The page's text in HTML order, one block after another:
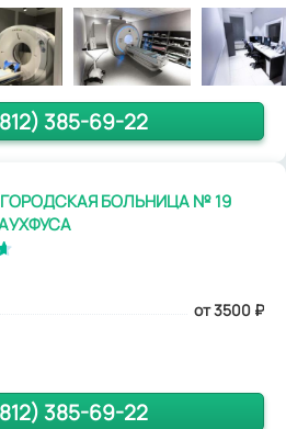
385-69-22
БОЛЬНИЦА № 19
от 3500 ₽
385-69-22